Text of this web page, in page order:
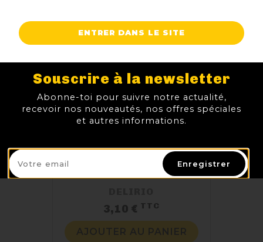
3,10 € TTC
AJOUTER AU PANIER
ENTRER DANS LE SITE
Souscrire à la newsletter
Abonne-toi pour suivre notre actualité,
recevoir nos nouveautés, nos offres spéciales
et autres informations.
Enregistrer